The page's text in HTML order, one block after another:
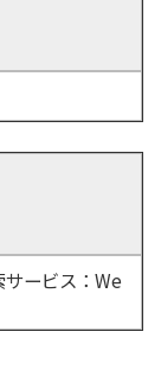
ービス：We